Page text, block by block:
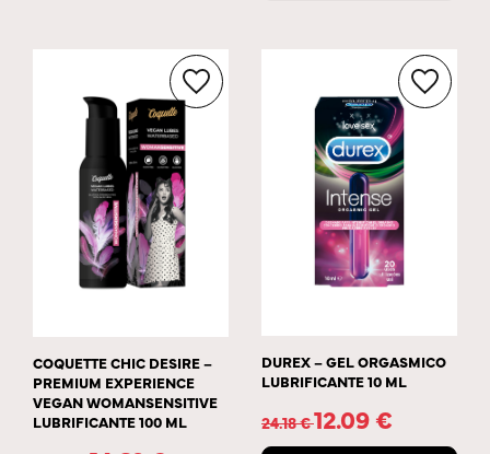
COQUETTE CHIC DESIRE –
PREMIUM EXPERIENCE
VEGAN WOMANSENSITIVE
LUBRIFICANTE 100 ML
DUREX – GEL ORGASMICO
LUBRIFICANTE 10 ML
24.18€12.09€